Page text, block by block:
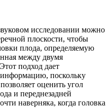
исследовании можно
плоскости, чтобы
плода, определяемую
между двумя
подход дает
поскольку
оценить угол
и переднезадней
наверняка, когда головка